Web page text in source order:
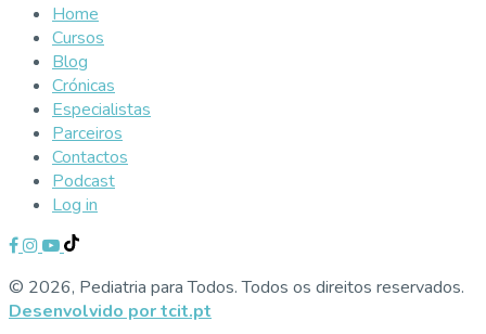
Home
Cursos
Blog
Crónicas
Especialistas
Parceiros
Contactos
Podcast
Log in
© 2026, Pediatria para Todos. Todos os direitos reservados.
Desenvolvido por tcit.pt